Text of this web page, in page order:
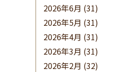
2026年6月 (31)
2026年5月 (31)
2026年4月 (31)
2026年3月 (31)
2026年2月 (32)